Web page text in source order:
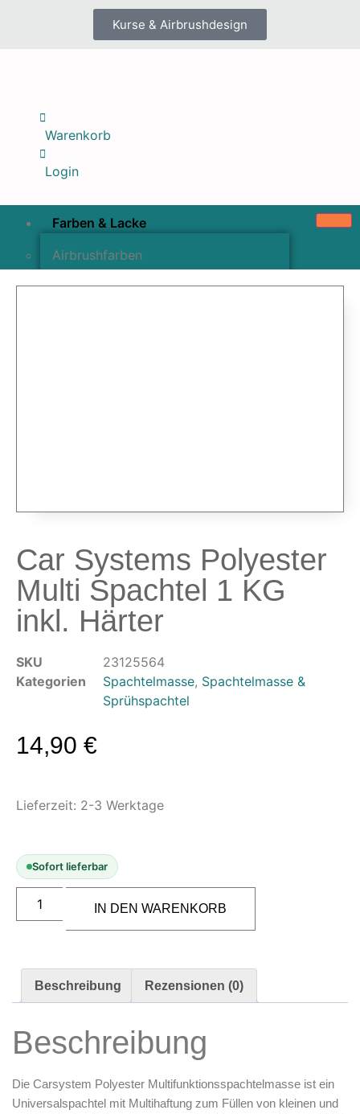
Kurse & Airbrushdesign
Warenkorb
Login
Farben & Lacke
Airbrushfarben
Anschlüsse & Verschraubungen
Luftfilter & Druckregler
Werkzeuge & Malzubehör
Pinstriping & Linienführung
Radierer & Schneidewerkzeuge
Plotter & Zubehör
Untergründe & Papier
Bearbeitung
Schleif- & Poliermittel
Sandstrahlen & Spezialbehandlungen
Maskierung & Schablonen
Reinigung & Pflege
Airbrush-Reiniger
Zubehör & Ausstattung
Car Systems Polyester
Multi Spachtel 1 KG
inkl. Härter
SKU
23125564
Kategorien
Spachtelmasse, Spachtelmasse &
Sprühspachtel
14,90 €
Lieferzeit: 2-3 Werktage
Sofort lieferbar
IN DEN WARENKORB
Beschreibung Rezensionen (0)
Beschreibung
Die Carsystem Polyester Multifunktionsspachtelmasse ist ein
Universalspachtel mit Multihaftung zum Füllen von kleinen und